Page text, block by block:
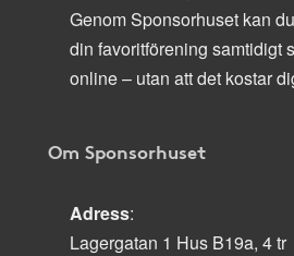
Genom Sponsorhuset kan
din favoritförening samtidigt
online – utan att det kostar
Om Sponsorhuset
Adress:
Lagergatan 1 Hus B19a, 4 tr